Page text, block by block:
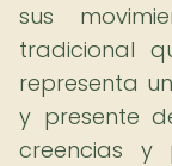
sus
tradicional
representa
y presente
creencias y